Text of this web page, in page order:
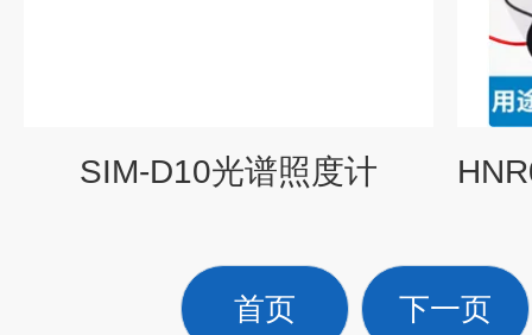
SIM-D10光谱照度计
首页 下一页